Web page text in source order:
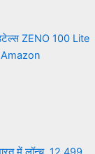
ZENO 100 Lite